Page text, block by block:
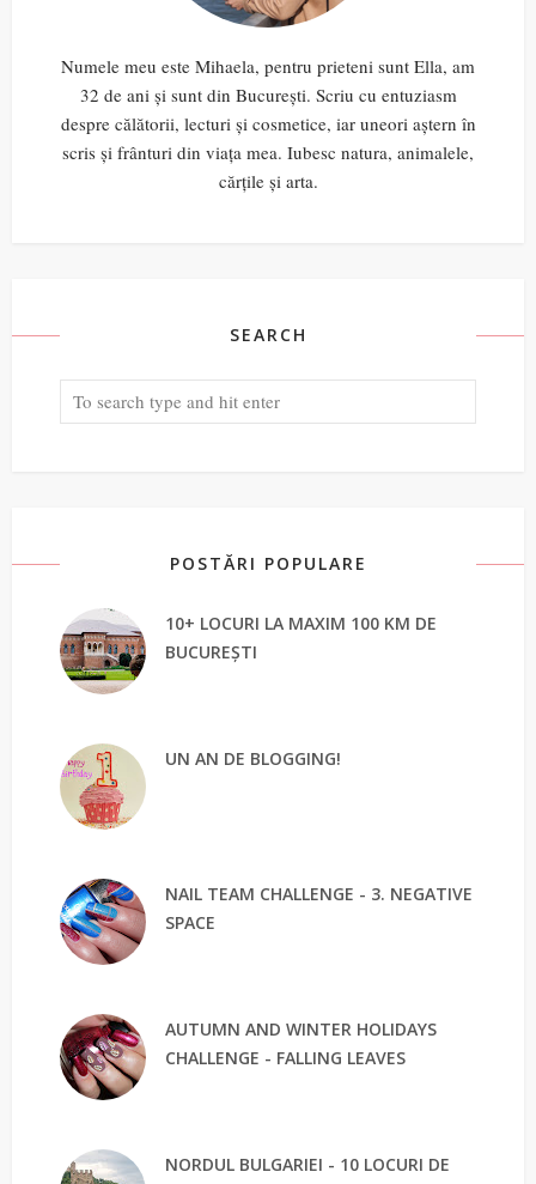
Numele meu este Mihaela, pentru prieteni sunt Ella, am
32 de ani și sunt din București. Scriu cu entuziasm
despre călătorii, lecturi și cosmetice, iar uneori aștern în
scris și frânturi din viața mea. Iubesc natura, animalele,
cărțile și arta.
SEARCH
POSTĂRI POPULARE
10+ LOCURI LA MAXIM 100 KM DE
BUCUREȘTI
UN AN DE BLOGGING!
NAIL TEAM CHALLENGE - 3. NEGATIVE
SPACE
AUTUMN AND WINTER HOLIDAYS
CHALLENGE - FALLING LEAVES
NORDUL BULGARIEI - 10 LOCURI DE